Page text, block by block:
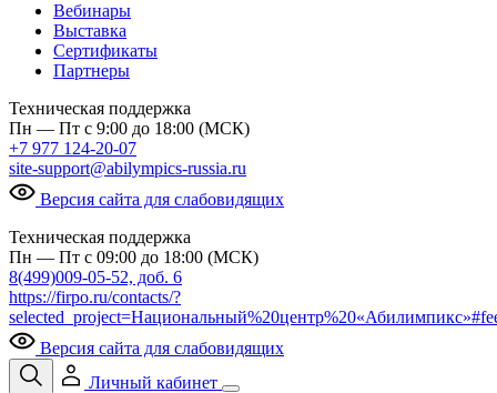
Вебинары
Выставка
Сертификаты
Партнеры
Техническая поддержка
Пн — Пт с 9:00 до 18:00 (МСК)
+7 977 124-20-07
site-support@abilympics-russia.ru
Версия сайта для слабовидящих
Техническая поддержка
Пн — Пт с 09:00 до 18:00 (МСК)
8(499)009-05-52, доб. 6
https://firpo.ru/contacts/?
Версия сайта для слабовидящих
Личный кабинет